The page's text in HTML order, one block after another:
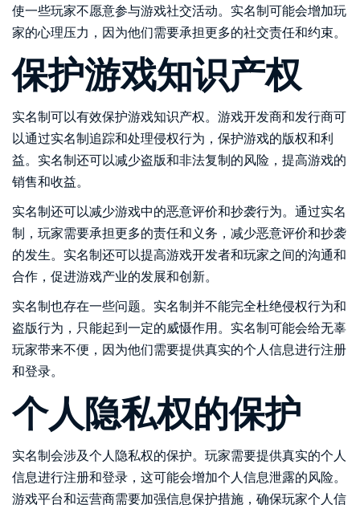
使一些玩家不愿意参与游戏社交活动。实名制可能会增加玩
家的心理压力，因为他们需要承担更多的社交责任和约束。
保护游戏知识产权
实名制可以有效保护游戏知识产权。游戏开发商和发行商可
以通过实名制追踪和处理侵权行为，保护游戏的版权和利
益。实名制还可以减少盗版和非法复制的风险，提高游戏的
销售和收益。
实名制还可以减少游戏中的恶意评价和抄袭行为。通过实名
制，玩家需要承担更多的责任和义务，减少恶意评价和抄袭
的发生。实名制还可以提高游戏开发者和玩家之间的沟通和
合作，促进游戏产业的发展和创新。
实名制也存在一些问题。实名制并不能完全杜绝侵权行为和
盗版行为，只能起到一定的威慑作用。实名制可能会给无辜
玩家带来不便，因为他们需要提供真实的个人信息进行注册
和登录。
个人隐私权的保护
实名制会涉及个人隐私权的保护。玩家需要提供真实的个人
信息进行注册和登录，这可能会增加个人信息泄露的风险。
游戏平台和运营商需要加强信息保护措施，确保玩家个人信